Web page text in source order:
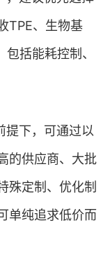
TPE、生物基
括能耗控制、
提下，可通过以
的供应商、大批
殊定制、优化制
单纯追求低价而